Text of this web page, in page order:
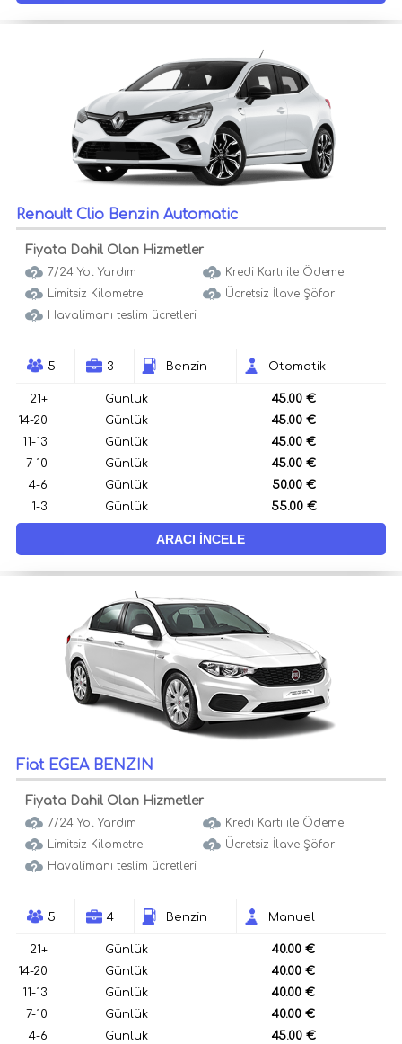
Renault Clio Benzin Automatic
Fiyata Dahil Olan Hizmetler
7/24 Yol Yardım
Kredi Kartı ile Ödeme
Limitsiz Kilometre
Ücretsiz İlave Şöfor
Havalimanı teslim ücretleri
5 3 Benzin Otomatik
21+
Günlük
14-20
Günlük
11-13
Günlük
7-10
Günlük
4-6
Günlük
1-3
Günlük
45.00 €
45.00 €
45.00 €
45.00 €
50.00 €
55.00 €
ARACI İNCELE
Fiat EGEA BENZIN
Fiyata Dahil Olan Hizmetler
7/24 Yol Yardım
Kredi Kartı ile Ödeme
Limitsiz Kilometre
Ücretsiz İlave Şöfor
Havalimanı teslim ücretleri
5 4 Benzin Manuel
21+
Günlük
14-20
Günlük
11-13
Günlük
7-10
Günlük
4-6
Günlük
40.00 €
40.00 €
40.00 €
40.00 €
45.00 €